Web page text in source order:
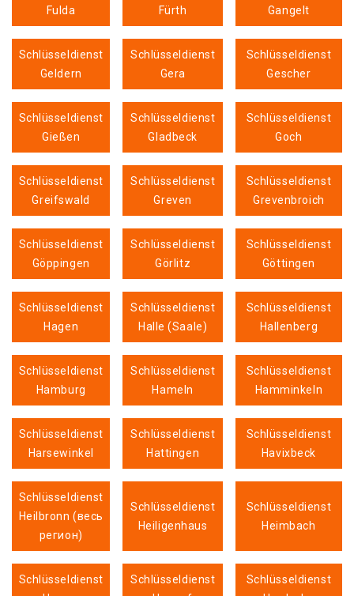
Fulda
Fürth
Gangelt
Schlüsseldienst
Geldern
Schlüsseldienst
Gera
Schlüsseldienst
Gescher
Schlüsseldienst
Gießen
Schlüsseldienst
Gladbeck
Schlüsseldienst
Goch
Schlüsseldienst
Greifswald
Schlüsseldienst
Greven
Schlüsseldienst
Grevenbroich
Schlüsseldienst
Göppingen
Schlüsseldienst
Görlitz
Schlüsseldienst
Göttingen
Schlüsseldienst
Hagen
Schlüsseldienst
Halle (Saale)
Schlüsseldienst
Hallenberg
Schlüsseldienst
Hamburg
Schlüsseldienst
Hameln
Schlüsseldienst
Hamminkeln
Schlüsseldienst
Harsewinkel
Schlüsseldienst
Hattingen
Schlüsseldienst
Havixbeck
Schlüsseldienst
Heilbronn (весь
регион)
Schlüsseldienst
Heiligenhaus
Schlüsseldienst
Heimbach
Schlüsseldienst
Schlüsseldienst
Schlüsseldienst